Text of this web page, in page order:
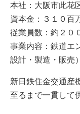
本社：大阪市此花
資本金：３１０百
従業員数：約２０
事業内容：鉄道エ
設計・製造・販売
新日鉄住金交通産
至るまで一貫して